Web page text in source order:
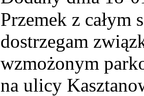
Przemek z całym
dostrzegam
wzmożonym
na ulicy